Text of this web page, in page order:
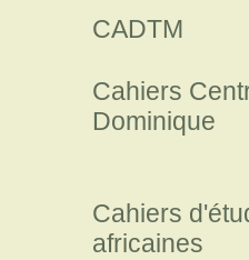
CADTM
Cahiers
Dominique
Cahiers
africaines